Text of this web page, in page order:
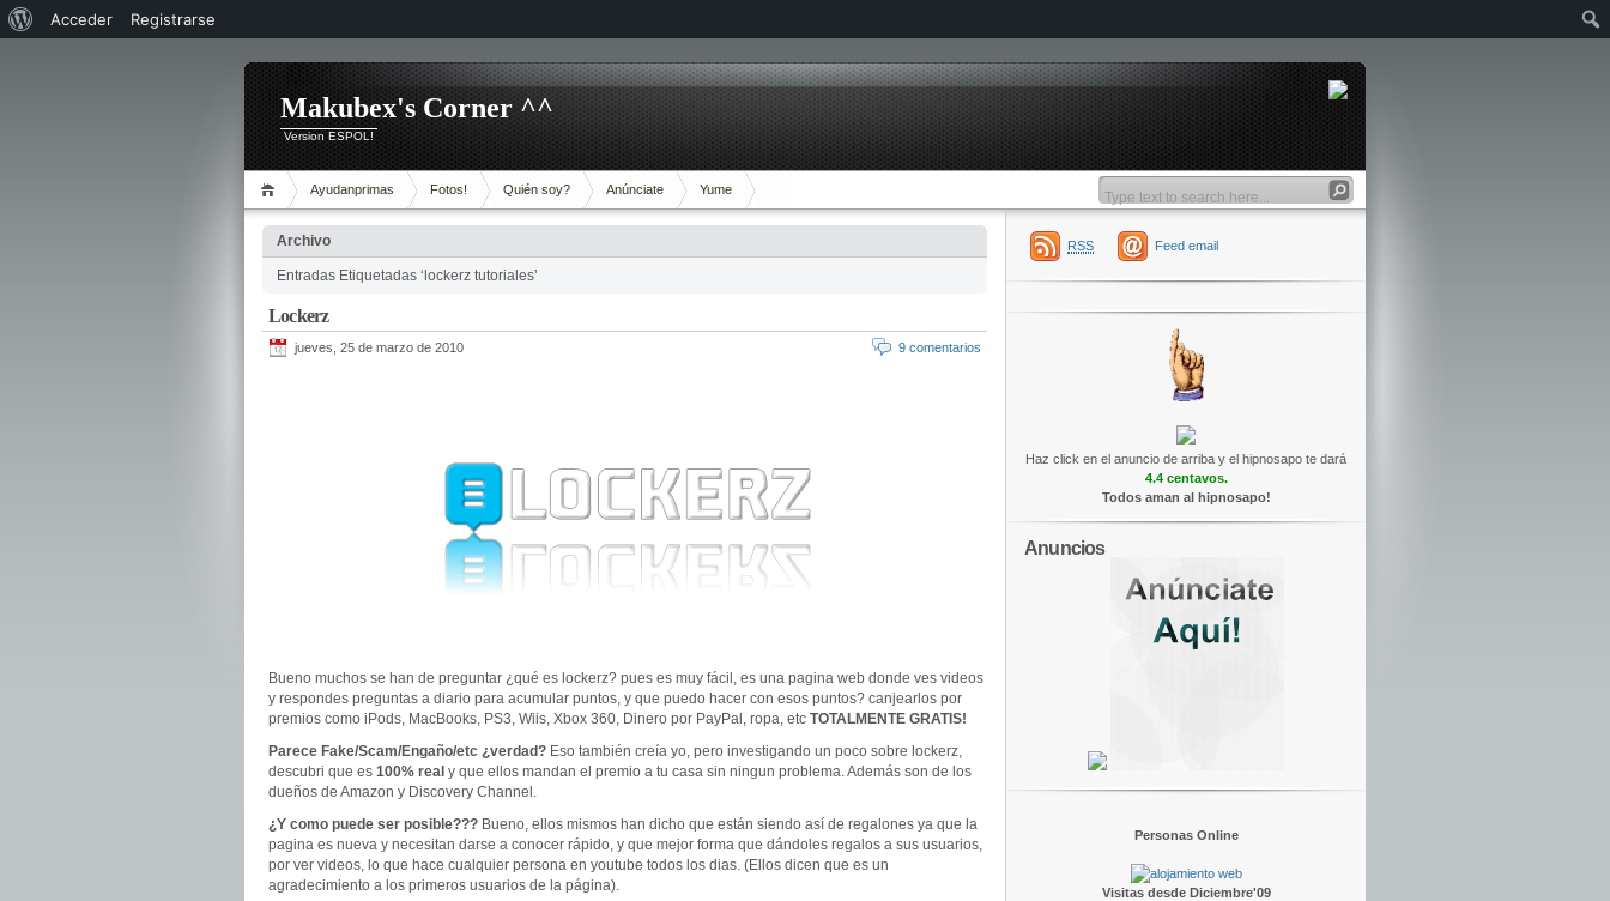
Makubex's Corner ^^
Version ESPOL!
Ayudanprimas Fotos! Quién soy? Anúnciate Yume
Archivo
Entradas Etiquetadas ‘lockerz tutoriales’
Lockerz
jueves, 25 de marzo de 2010 9 comentarios
Bueno muchos se han de preguntar ¿qué es lockerz? pues es muy fácil, es una pagina web donde ves videos
y respondes preguntas a diario para acumular puntos, y que puedo hacer con esos puntos? canjearlos por
premios como iPods, MacBooks, PS3, Wiis, Xbox 360, Dinero por PayPal, ropa, etc TOTALMENTE GRATIS!
Parece Fake/Scam/Engaño/etc ¿verdad? Eso también creía yo, pero investigando un poco sobre lockerz,
descubri que es 100% real y que ellos mandan el premio a tu casa sin ningun problema. Además son de los
dueños de Amazon y Discovery Channel.
¿Y como puede ser posible??? Bueno, ellos mismos han dicho que están siendo así de regalones ya que la
pagina es nueva y necesitan darse a conocer rápido, y que mejor forma que dándoles regalos a sus usuarios,
por ver videos, lo que hace cualquier persona en youtube todos los dias. (Ellos dicen que es un
agradecimiento a los primeros usuarios de la página).
RSS Feed email
Haz click en el anuncio de arriba y el hipnosapo te dará
4.4 centavos.
Todos aman al hipnosapo!
Anuncios
Personas Online
Visitas desde Diciembre'09
Acerca
Acceder Registrarse